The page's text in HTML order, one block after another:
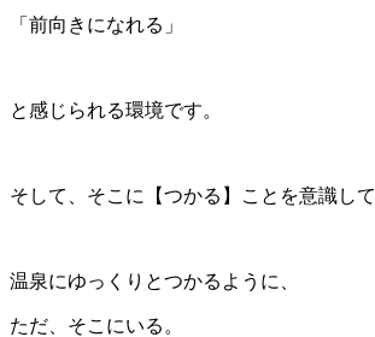
「前向きになれる」
と感じられる環境です。
そして、そこに【つかる】ことを意識して
温泉にゆっくりとつかるように、
ただ、そこにいる。